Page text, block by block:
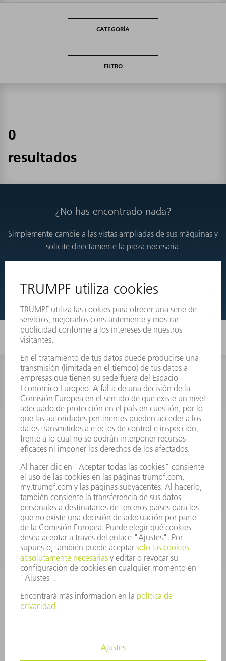
CATEGORÍA
FILTRO
0
resultados
¿No has encontrado nada?
Simplemente cambie a las vistas ampliadas de sus máquinas y
solicite directamente la pieza necesaria.
VISTAS DESARROLLADAS
INFORMACIÓN
Preguntas más frecuentes
Condiciones generales de venta
CONTACTO
Departamento de Repuestos
+34 91 657 36 70
Viernes de 8h – 17h
repuestos@es.trumpf.com
CONTACTO
Departamento de Utillaje
+34 91 657 36 69
Lunes a Jueves de 8h – 18h
Viernes de 8h – 17h
utillaje@trumpf.com